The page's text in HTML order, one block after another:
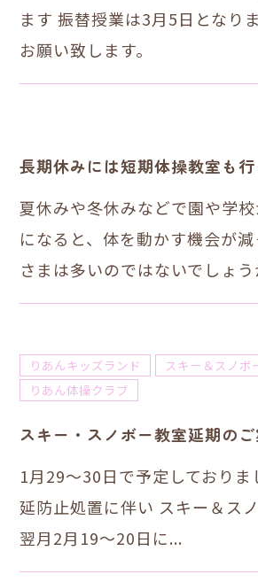
ます 振替授業は3月5日となり
お願い致します。
長期休みには短期体操教室も
夏休みや冬休みなどで園や学
になると、体を動かす機会が
さまは多いのではないでしょ
りあんキッズランド
スキー＆スノボ
りあん体操クラブ
スキー・スノボー教室延期のご
1月29〜30日で予定しておりま
延防止処置に伴い スキー＆ス
翌月2月19〜20日に...